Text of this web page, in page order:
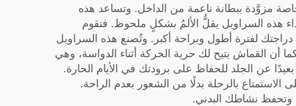
مزوَّدة ببطانة ناعمة من الداخل. وتساعد هذه
هذه السراويل يقلُّ الألمُ بشكلٍ ملحوظ. فتقوم
لفترة أطول وبراحة أكبر. وتُصنع هذه السراويل
أن القماش يتيح لك حرية الحركة أثناء الدواسة، وهي
عن الجلد للحفاظ على برودتك في الأيام الحارة.
بالرحلة بدلًا من الشعور بعدم الراحة.
وتحفظ نشاطك البدني.